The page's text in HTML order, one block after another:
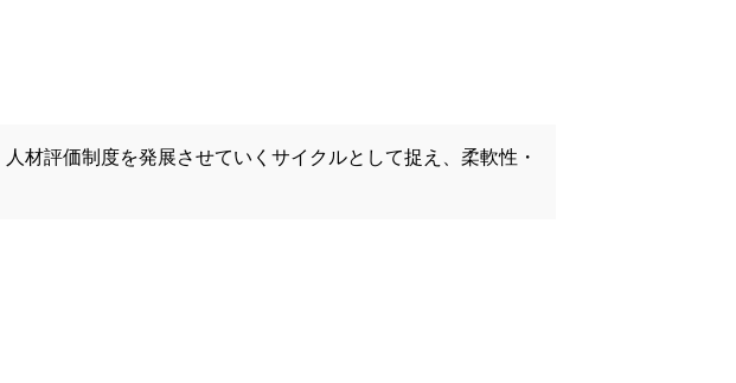
材評価制度を発展させていくサイクルとして捉え、柔軟性・